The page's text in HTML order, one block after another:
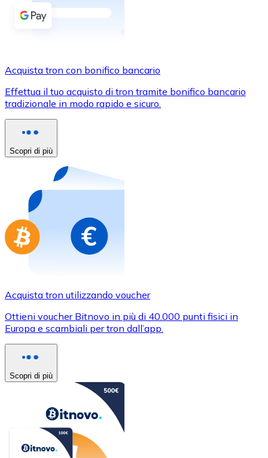
Bonifico SEPA
Usa le carte Visa e Mastercard per acquistare
Acquista con carta
Acquista gift card dei tuoi marchi preferiti con
Vai al negozio di carte regalo
Acquista tron con bonifico bancario
Effettua il tuo acquisto di tron tramite bonifico bancario
tradizionale in modo rapido e sicuro.
Scopri di più
Acquista tron utilizzando voucher
Ottieni voucher Bitnovo in più di 40.000 punti fisici in
Europa e scambiali per tron dall’app.
Scopri di più